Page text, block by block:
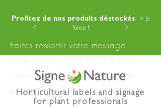
Profitez de nos produits déstockés
> Je
fonce !
Faites ressortir votre message.
Cliquez sur « Modifier le texte »
pour ajouter votre contenu à ce
paragraphe.
Horticultural labels and signage
for plant professionals